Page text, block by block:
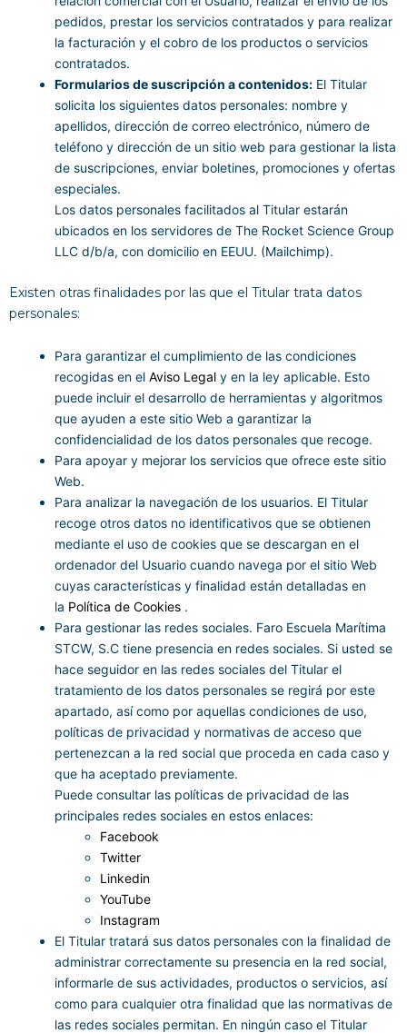
pedidos, prestar los servicios contratados y para realizar
la facturación y el cobro de los productos o servicios
contratados.
Formularios de suscripción a contenidos: El Titular
solicita los siguientes datos personales: nombre y
apellidos, dirección de correo electrónico, número de
teléfono y dirección de un sitio web para gestionar la lista
de suscripciones, enviar boletines, promociones y ofertas
especiales.
Los datos personales facilitados al Titular estarán
ubicados en los servidores de The Rocket Science Group
LLC d/b/a, con domicilio en EEUU. (Mailchimp).
Existen otras finalidades por las que el Titular trata datos
personales:
Para garantizar el cumplimiento de las condiciones
recogidas en el Aviso Legal y en la ley aplicable. Esto
puede incluir el desarrollo de herramientas y algoritmos
que ayuden a este sitio Web a garantizar la
confidencialidad de los datos personales que recoge.
Para apoyar y mejorar los servicios que ofrece este sitio
Web.
Para analizar la navegación de los usuarios. El Titular
recoge otros datos no identificativos que se obtienen
mediante el uso de cookies que se descargan en el
ordenador del Usuario cuando navega por el sitio Web
cuyas características y finalidad están detalladas en
la Política de Cookies .
Para gestionar las redes sociales. Faro Escuela Marítima
STCW, S.C tiene presencia en redes sociales. Si usted se
hace seguidor en las redes sociales del Titular el
tratamiento de los datos personales se regirá por este
apartado, así como por aquellas condiciones de uso,
políticas de privacidad y normativas de acceso que
pertenezcan a la red social que proceda en cada caso y
que ha aceptado previamente.
Puede consultar las políticas de privacidad de las
principales redes sociales en estos enlaces:
Facebook
Twitter
Linkedin
YouTube
Instagram
El Titular tratará sus datos personales con la finalidad de
administrar correctamente su presencia en la red social,
informarle de sus actividades, productos o servicios, así
como para cualquier otra finalidad que las normativas de
las redes sociales permitan. En ningún caso el Titular